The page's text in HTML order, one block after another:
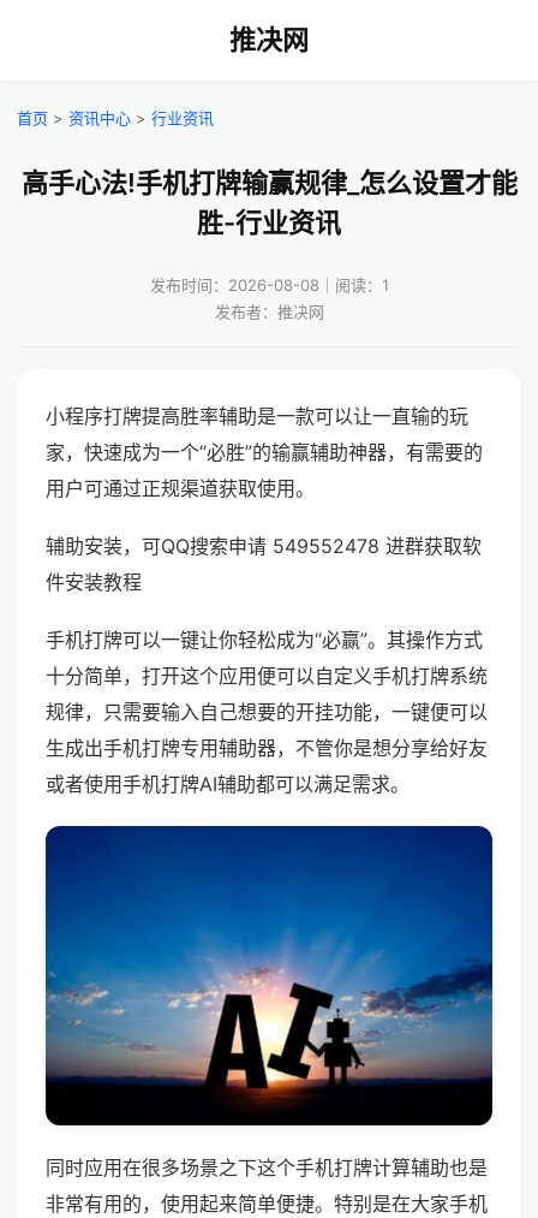
推决网
首页 > 资讯中心 > 行业资讯
高手心法!手机打牌输赢规律_怎么设置才能
胜-行业资讯
发布时间：2026-08-08｜阅读：1
发布者：推决网
小程序打牌提高胜率辅助是一款可以让一直输的玩
家，快速成为一个“必胜”的输赢辅助神器，有需要的
用户可通过正规渠道获取使用。
辅助安装，可QQ搜索申请 549552478 进群获取软
件安装教程
手机打牌可以一键让你轻松成为“必赢”。其操作方式
十分简单，打开这个应用便可以自定义手机打牌系统
规律，只需要输入自己想要的开挂功能，一键便可以
生成出手机打牌专用辅助器，不管你是想分享给好友
或者使用手机打牌AI辅助都可以满足需求。
同时应用在很多场景之下这个手机打牌计算辅助也是
非常有用的，使用起来简单便捷。特别是在大家手机